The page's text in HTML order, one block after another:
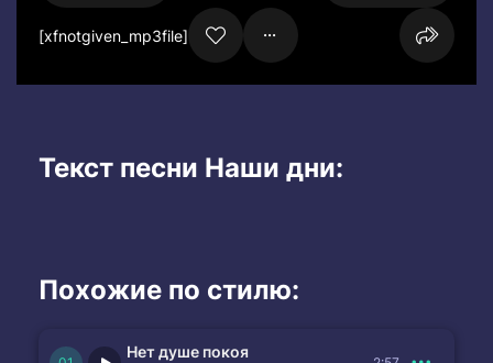
[xfnotgiven_mp3file]
Текст песни Наши дни:
Похожие по стилю:
Нет душе покоя